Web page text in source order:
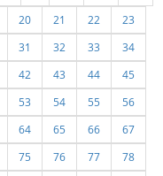
20 21 22
23
31 32 33
34
42 43 44
45
53 54 55
56
64 65 66
67
75 76 77
78